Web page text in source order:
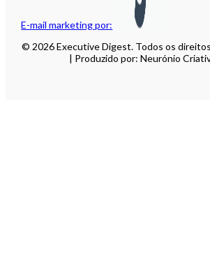
E-mail marketing por:
© 2026 Executive Digest. Todos os
| Produzido por: Neurónio